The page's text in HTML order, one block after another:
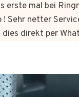
erste mal bei
Sehr netter
direkt per